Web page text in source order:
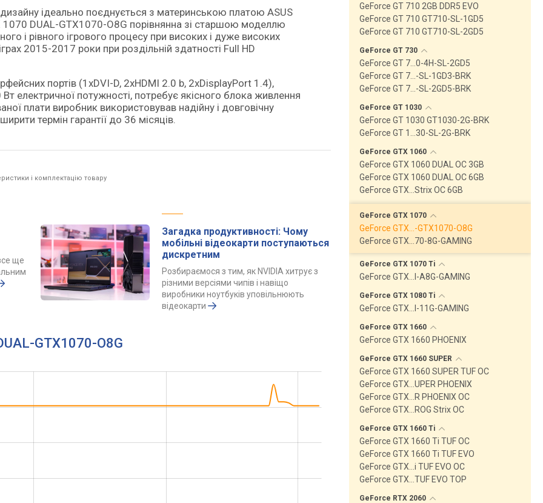
ідеально поєднується з материнською платою ASUS
1070 DUAL-GTX1070-O8G порівнянна зі старшою моделлю
і рівного ігрового процесу при високих і дуже високих
2015-2017 роки при роздільній здатності Full HD
портів (1хDVI-D, 2хHDMI 2.0 b, 2хDisplayPort 1.4),
електричної потужності, потребує якісного блока живлення
плати виробник використовував надійну і довговічну
термін гарантії до 36 місяців.
і комплектацію товару
ще
Загадка продуктивності: Чому
мобільні відеокарти поступаються
дискретним
Розбираємося з тим, як NVIDIA хитрує з
різними версіями чипів і навіщо
виробники ноутбуків уповільнюють
відеокарти
GTX1070-O8G
GeForce GT 710 2GB DDR5 EVO
GeForce GT 710 GT710-SL-1GD5
GeForce GT 710 GT710-SL-2GD5
GeForce GT 730
GeForce GT 7…0-4H-SL-2GD5
GeForce GT 7…-SL-1GD3-BRK
GeForce GT 7…-SL-2GD5-BRK
GeForce GT 1030
GeForce GT 1030 GT1030-2G-BRK
GeForce GT 1…30-SL-2G-BRK
GeForce GTX 1060
GeForce GTX 1060 DUAL OC 3GB
GeForce GTX 1060 DUAL OC 6GB
GeForce GTX…Strix OC 6GB
GeForce GTX 1070
GeForce GTX…-GTX1070-O8G
GeForce GTX…70-8G-GAMING
GeForce GTX 1070 Ti
GeForce GTX…I-A8G-GAMING
GeForce GTX 1080 Ti
GeForce GTX…I-11G-GAMING
GeForce GTX 1660
GeForce GTX 1660 PHOENIX
GeForce GTX 1660 SUPER
GeForce GTX 1660 SUPER TUF OC
GeForce GTX…UPER PHOENIX
GeForce GTX…R PHOENIX OC
GeForce GTX…ROG Strix OC
GeForce GTX 1660 Ti
GeForce GTX 1660 Ti TUF OC
GeForce GTX 1660 Ti TUF EVO
GeForce GTX…i TUF EVO OC
GeForce GTX…TUF EVO TOP
GeForce RTX 2060